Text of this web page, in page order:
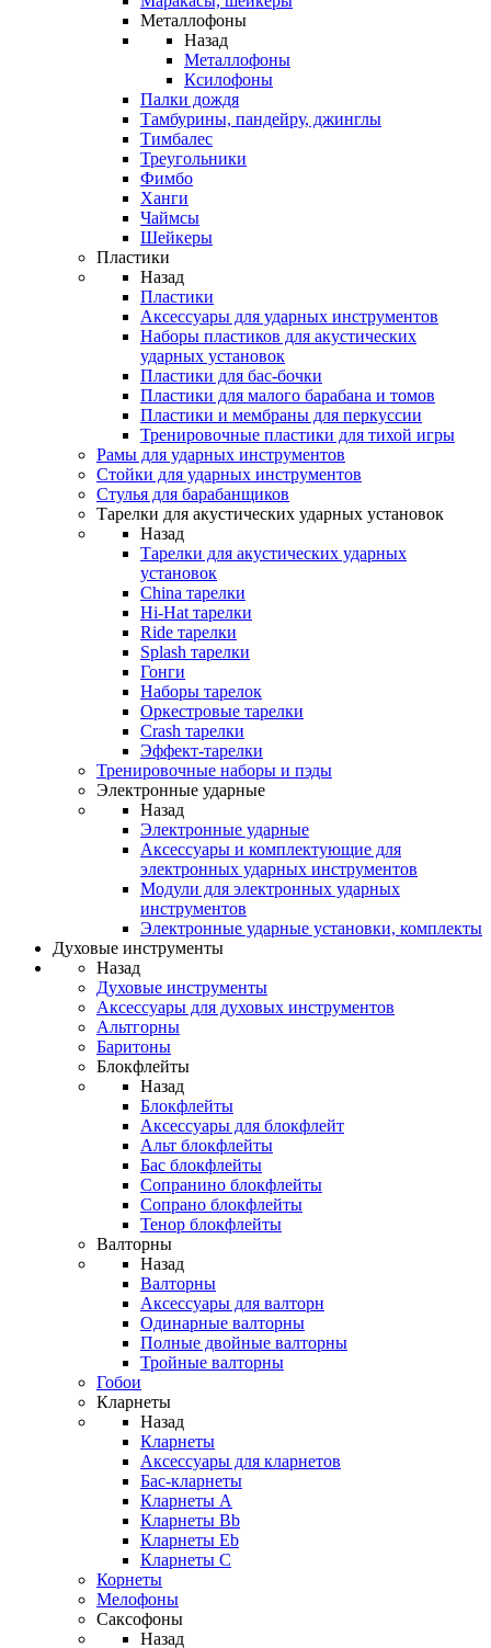
Металлофоны
Назад
Металлофоны
Ксилофоны
Палки дождя
Тамбурины, пандейру, джинглы
Тимбалес
Треугольники
Фимбо
Ханги
Чаймсы
Шейкеры
Пластики
Назад
Пластики
Аксессуары для ударных инструментов
Наборы пластиков для акустических
ударных установок
Пластики для бас-бочки
Пластики для малого барабана и томов
Пластики и мембраны для перкуссии
Тренировочные пластики для тихой игры
Рамы для ударных инструментов
Стойки для ударных инструментов
Стулья для барабанщиков
Тарелки для акустических ударных установок
Назад
Тарелки для акустических ударных
установок
China тарелки
Hi-Hat тарелки
Ride тарелки
Splash тарелки
Гонги
Наборы тарелок
Оркестровые тарелки
Сrash тарелки
Эффект-тарелки
Тренировочные наборы и пэды
Электронные ударные
Назад
Электронные ударные
Аксессуары и комплектующие для
электронных ударных инструментов
Модули для электронных ударных
инструментов
Электронные ударные установки, комплекты
Духовые инструменты
Назад
Духовые инструменты
Аксессуары для духовых инструментов
Альтгорны
Баритоны
Блокфлейты
Назад
Блокфлейты
Аксессуары для блокфлейт
Альт блокфлейты
Бас блокфлейты
Сопранино блокфлейты
Сопрано блокфлейты
Тенор блокфлейты
Валторны
Назад
Валторны
Аксессуары для валторн
Одинарные валторны
Полные двойные валторны
Тройные валторны
Гобои
Кларнеты
Назад
Кларнеты
Аксессуары для кларнетов
Бас-кларнеты
Кларнеты A
Кларнеты Bb
Кларнеты Eb
Кларнеты С
Корнеты
Мелофоны
Саксофоны
Назад